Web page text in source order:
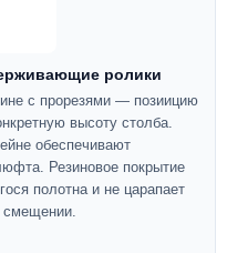
ролики
с прорезями — позиицию
высоту столба.
обеспечивают
Резиновое покрытие
полотна и не царапает
смещении.